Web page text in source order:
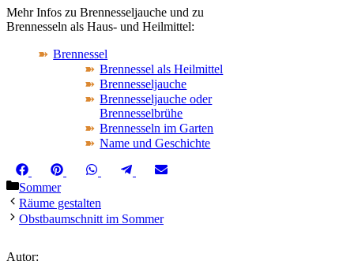
Mehr Infos zu Brennesseljauche und zu
Brennesseln als Haus- und Heilmittel:
Brennessel
Brennessel als Heilmittel
Brennesseljauche
Brennesseljauche oder
Brennesselbrühe
Brennesseln im Garten
Name und Geschichte
Share
on
FacebookShare
Pinterest Share
WhatsAppShare
TelegramShare
Kategorien
Sommer
Räume gestalten
Obstbaumschnitt im Sommer
Autor: